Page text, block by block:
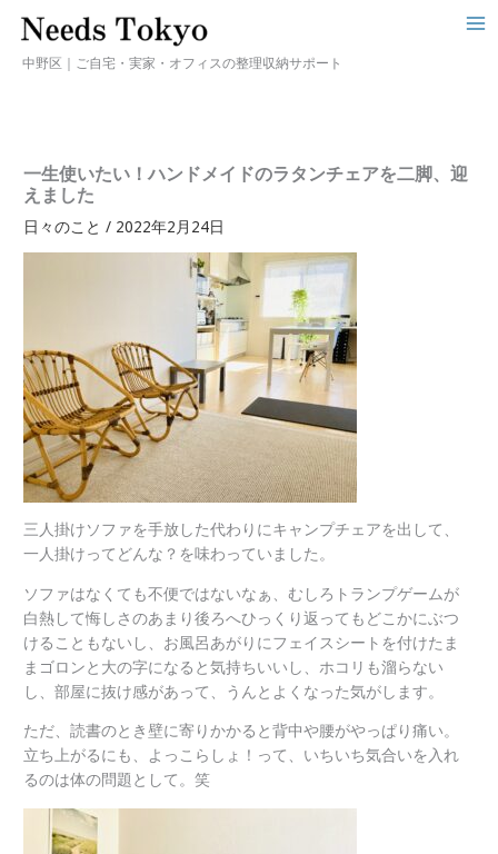
中野区｜ご自宅・実家・オフィスの整理収納サポート
一生使いたい！ハンドメイドのラタンチェアを二脚、迎
えました
日々のこと / 2022年2月24日
三人掛けソファを手放した代わりにキャンプチェアを出して、
一人掛けってどんな？を味わっていました。
ソファはなくても不便ではないなぁ、むしろトランプゲームが
白熱して悔しさのあまり後ろへひっくり返ってもどこかにぶつ
けることもないし、お風呂あがりにフェイスシートを付けたま
まゴロンと大の字になると気持ちいいし、ホコリも溜らない
し、部屋に抜け感があって、うんとよくなった気がします。
ただ、読書のとき壁に寄りかかると背中や腰がやっぱり痛い。
立ち上がるにも、よっこらしょ！って、いちいち気合いを入れ
るのは体の問題として。笑